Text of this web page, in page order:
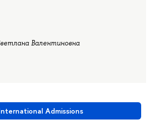
Admissions
Валентиновна